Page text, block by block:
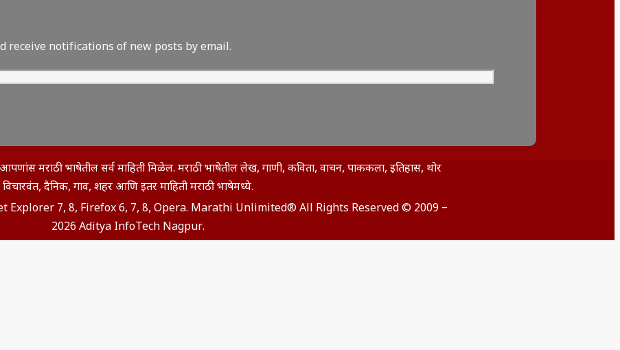
receive notifications of new posts by email.
आपणांस मराठी भाषेतील सर्व माहिती मिळेल. मराठी भाषेतील लेख, गाणी, कविता, वाचन, पाककला, इतिहास, थोर
विचारवंत, दैनिक, गाव, शहर आणि इतर माहिती मराठी भाषेमध्ये.
7, 8, Firefox 6, 7, 8, Opera. Marathi Unlimited® All Rights Reserved © 2009 –
2026 Aditya InfoTech Nagpur.